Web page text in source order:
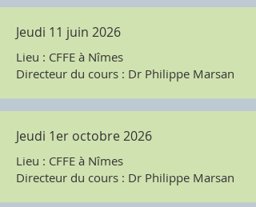
Jeudi 11 juin 2026
Lieu : CFFE à Nîmes
Directeur du cours : Dr Philippe Marsan
Jeudi 1er octobre 2026
Lieu : CFFE à Nîmes
Directeur du cours : Dr Philippe Marsan